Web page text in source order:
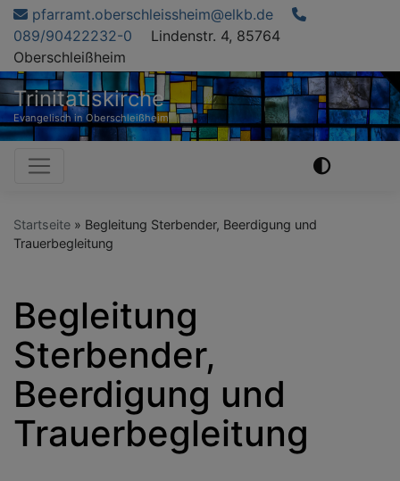
Direkt
zum
Inhalt
pfarramt.oberschleissheim@elkb.de
089/90422232-0
Lindenstr. 4, 85764
Oberschleißheim
Trinitatiskirche
Evangelisch in Oberschleißheim
Hauptnavigation
Startseite
Begleitung Sterbender, Beerdigung und
Trauerbegleitung
Begleitung
Sterbender,
Beerdigung und
Trauerbegleitung